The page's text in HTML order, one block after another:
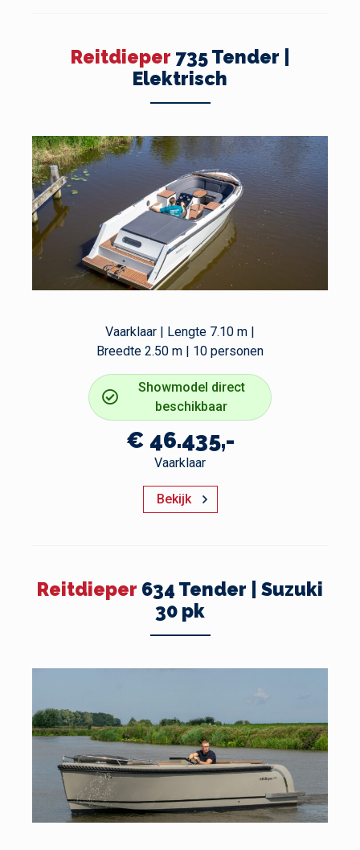
Vaarklaar | Lengte 7.10 m |
Breedte 2.50 m | 10 personen
Showmodel direct
beschikbaar
€ 46.435,-
Vaarklaar
Bekijk
Reitdieper 735 Tender |
Elektrisch
Reitdieper 634 Tender | Suzuki
30 pk